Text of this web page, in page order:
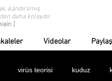
kandırılmış
daha kolaydır.
]
Videolar
virüs teorisi kuduz